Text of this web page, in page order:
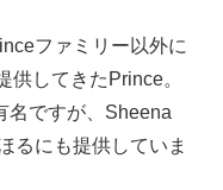
ファミリー以外に
供してきたPrince。
名ですが、Sheena
るにも提供していま